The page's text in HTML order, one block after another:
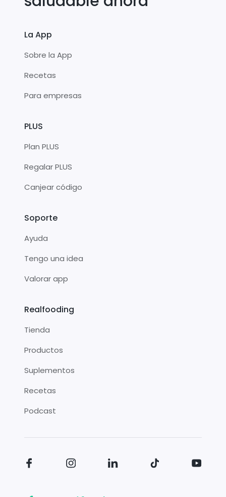
La App
Sobre la App
Recetas
Para empresas
PLUS
Plan PLUS
Regalar PLUS
Canjear código
Soporte
Ayuda
Tengo una idea
Valorar app
Realfooding
Tienda
Productos
Suplementos
Recetas
Podcast